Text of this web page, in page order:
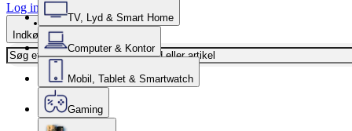
Log ind
Indkøbskurv
TV, Lyd & Smart Home
Computer & Kontor
Mobil, Tablet & Smartwatch
Gaming